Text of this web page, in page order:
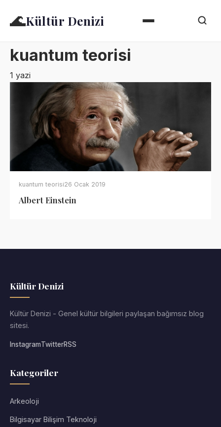
🌊Kültür Denizi
kuantum teorisi
1 yazi
kuantum teorisi26 Ocak 2019
Albert Einstein
Kültür Denizi
Kültür Denizi - Genel kültür bilgileri paylaşan bağımsız blog
sitesi.
InstagramTwitterRSS
Kategoriler
Arkeoloji
Bilgisayar Bilişim Teknoloji